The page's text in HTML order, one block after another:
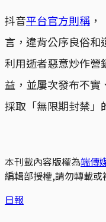
抖音平台官方則稱
言，違背公序良俗
利用逝者惡意炒作營
益，並屢次發布不實
採取「無限期封禁」
本刊載內容版權為端傳
編輯部授權,請勿轉載或
日報